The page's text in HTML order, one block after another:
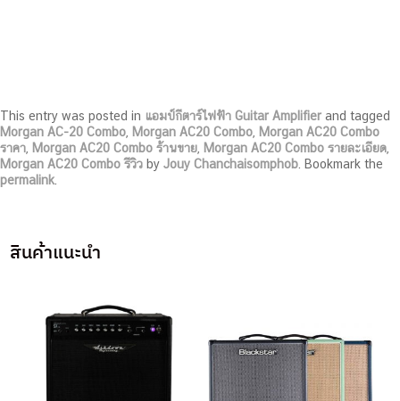
This entry was posted in แอมป์กีตาร์ไฟฟ้า Guitar Amplifier and tagged
Morgan AC-20 Combo Morgan AC20 Combo Morgan AC20 Combo
ราคา Morgan AC20 Combo ร้านขาย Morgan AC20 Combo รายละเอียด
Morgan AC20 Combo รีวิว by Jouy Chanchaisomphob . Bookmark the
permalink
สินค้าแนะนำ